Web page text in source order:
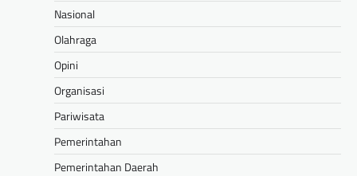
Nasional
Olahraga
Opini
Organisasi
Pariwisata
Pemerintahan
Pemerintahan Daerah